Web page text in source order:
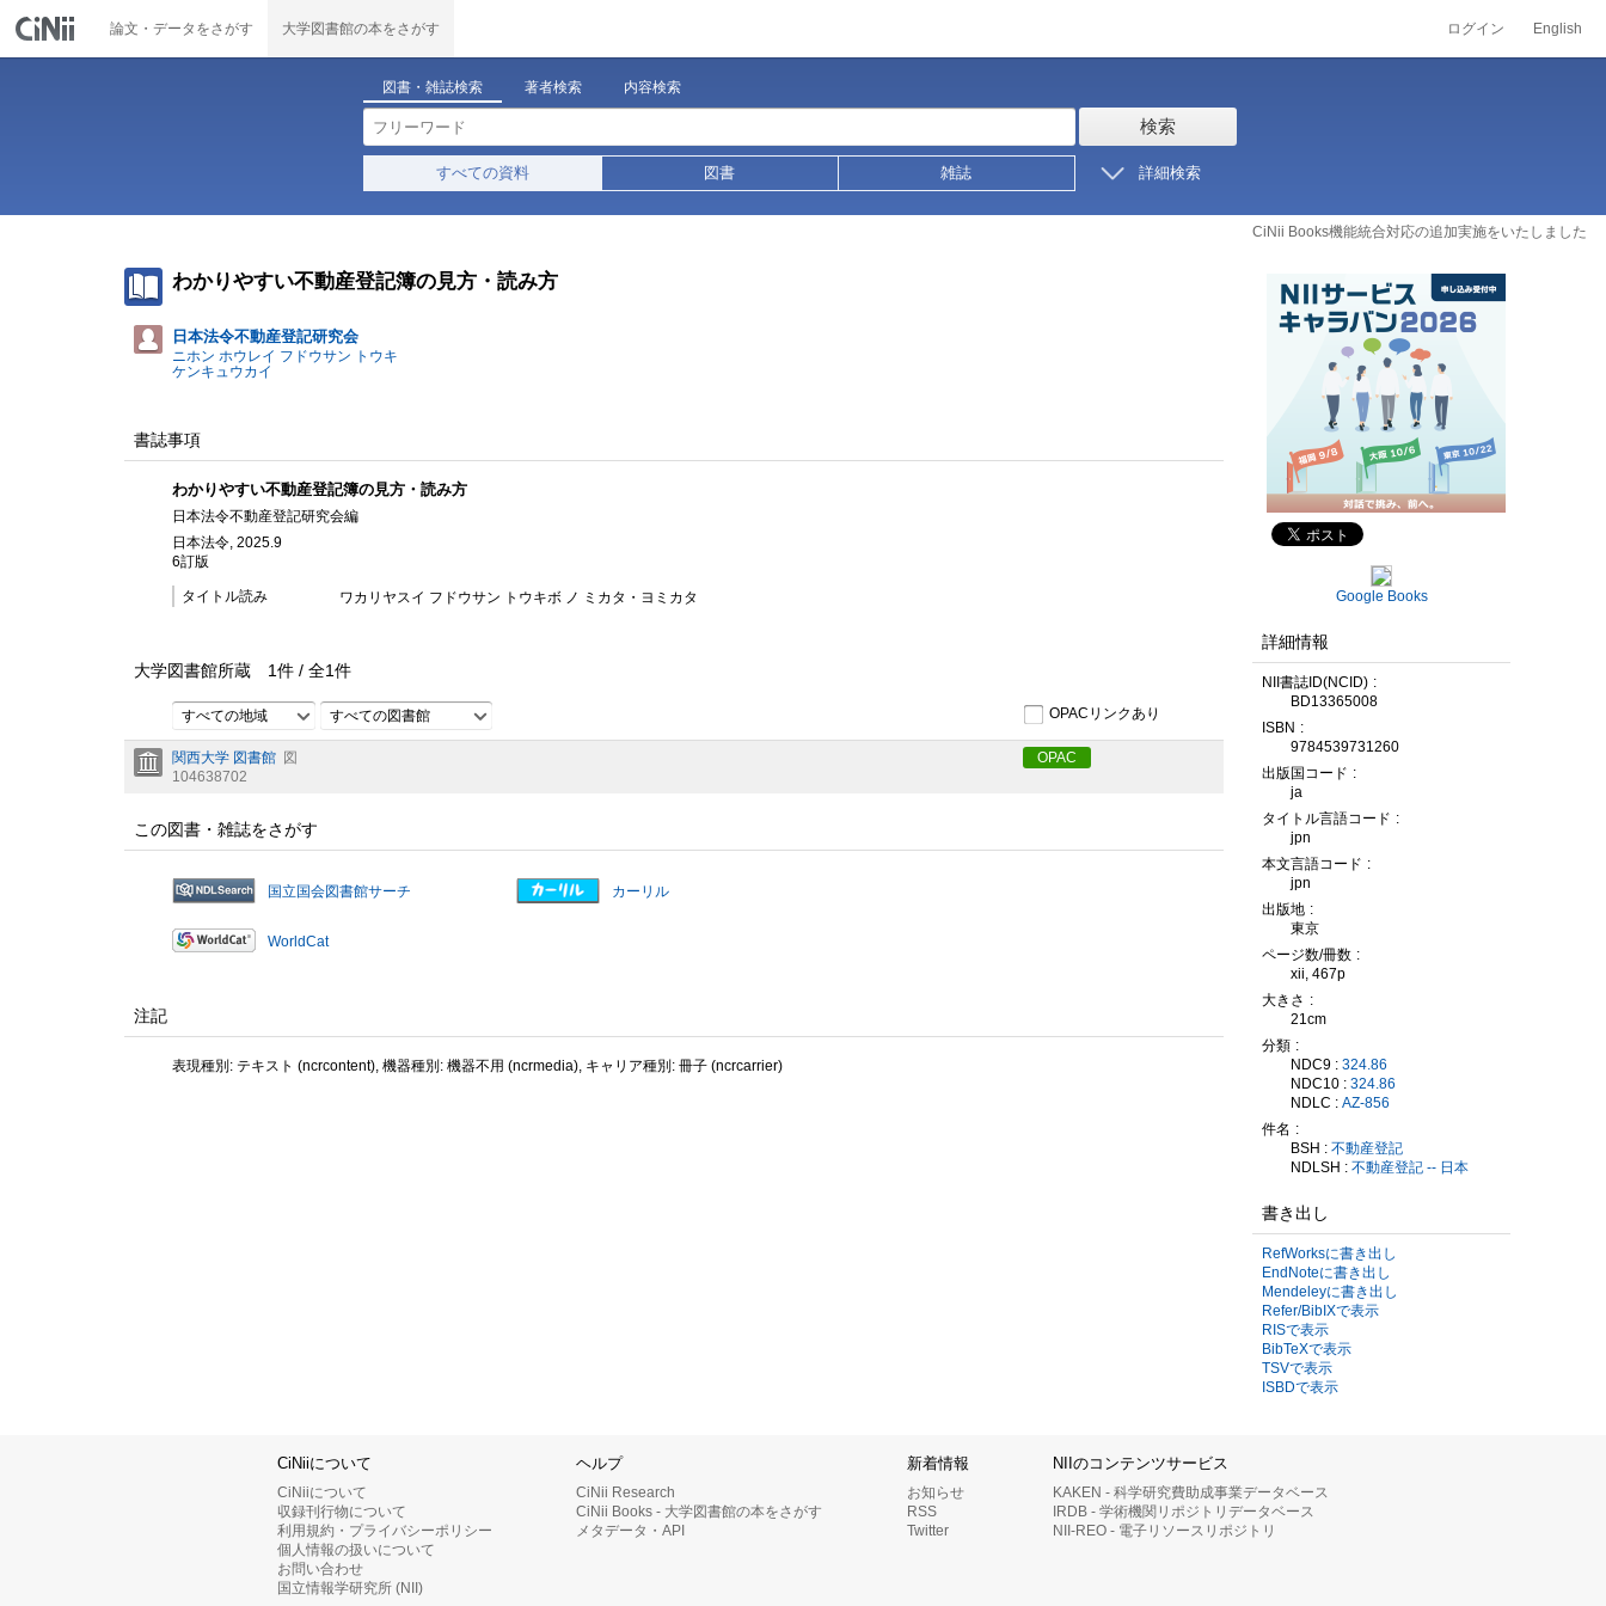
論文・データをさがす 大学図書館の本をさがす ログイン English
図書・雑誌検索 著者検索 内容検索
検索
すべての資料 図書 雑誌 詳細検索
CiNii Books機能統合対応の追加実施をいたしました
わかりやすい不動産登記簿の見方・読み方
日本法令不動産登記研究会
ニホン ホウレイ フドウサン トウキ
ケンキュウカイ
書誌事項
わかりやすい不動産登記簿の見方・読み方
日本法令不動産登記研究会編
日本法令, 2025.9
6訂版
タイトル読み ワカリヤスイ フドウサン トウキボ ノ ミカタ・ヨミカタ
大学図書館所蔵 1件 / 全1件
すべての地域 すべての図書館 OPACリンクあり
関西大学 図書館 図
104638702
OPAC
この図書・雑誌をさがす
国立国会図書館サーチ カーリル
WorldCat
注記
表現種別: テキスト (ncrcontent), 機器種別: 機器不用 (ncrmedia), キャリア種別: 冊子 (ncrcarrier)
Google Books
詳細情報
NII書誌ID(NCID)
BD13365008
ISBN
9784539731260
出版国コード
ja
タイトル言語コード
jpn
本文言語コード
jpn
出版地
東京
ページ数/冊数
xii, 467p
大きさ
21cm
分類
NDC9 : 324.86
NDC10 : 324.86
NDLC : AZ-856
件名
BSH : 不動産登記
NDLSH : 不動産登記 -- 日本
書き出し
RefWorksに書き出し
EndNoteに書き出し
Mendeleyに書き出し
Refer/BibIXで表示
RISで表示
BibTeXで表示
TSVで表示
ISBDで表示
CiNiiについて
CiNiiについて
収録刊行物について
利用規約・プライバシーポリシー
個人情報の扱いについて
お問い合わせ
国立情報学研究所 (NII)
ヘルプ
CiNii Research
CiNii Books - 大学図書館の本をさがす
メタデータ・API
新着情報
お知らせ
RSS
Twitter
NIIのコンテンツサービス
KAKEN - 科学研究費助成事業データベース
IRDB - 学術機関リポジトリデータベース
NII-REO - 電子リソースリポジトリ